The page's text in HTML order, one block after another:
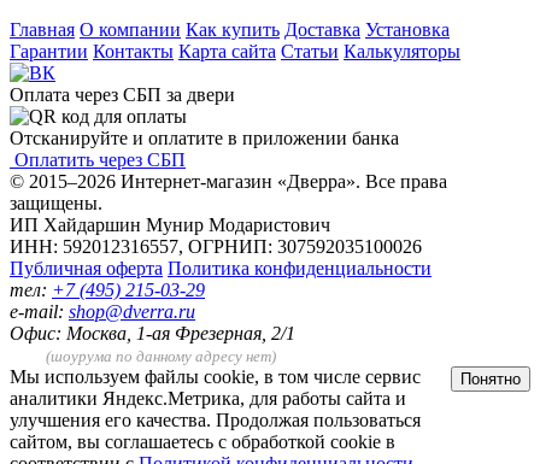
Главная О компании Как купить Доставка Установка
Гарантии Контакты Карта сайта Статьи Калькуляторы
Оплата через СБП за двери
Отсканируйте и оплатите в приложении банка
Оплатить через СБП
© 2015–2026 Интернет-магазин «Дверра». Все права
защищены.
ИП Хайдаршин Мунир Модаристович
ИНН: 592012316557, ОГРНИП: 307592035100026
Публичная оферта Политика конфиденциальности
тел: +7 (495) 215-03-29
e-mail: shop@dverra.ru
Офис: Москва, 1-ая Фрезерная, 2/1
(шоурума по данному адресу нет)
Мы используем файлы cookie, в том числе сервис
аналитики Яндекс.Метрика, для работы сайта и
улучшения его качества. Продолжая пользоваться
сайтом, вы соглашаетесь с обработкой cookie в
Понятно